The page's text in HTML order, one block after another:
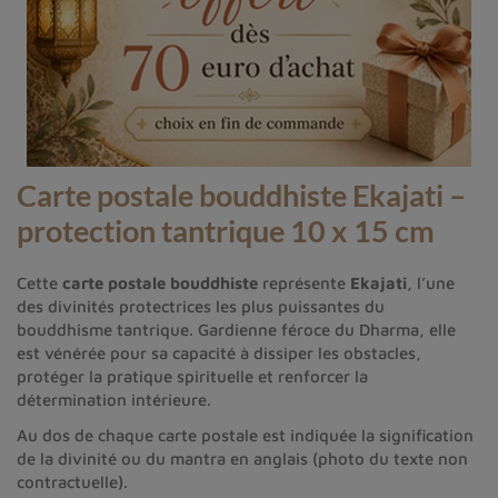
Carte postale bouddhiste Ekajati –
protection tantrique 10 x 15 cm
Cette carte postale bouddhiste représente Ekajati , l’une
des divinités protectrices les plus puissantes du
bouddhisme tantrique. Gardienne féroce du Dharma, elle
est vénérée pour sa capacité à dissiper les obstacles,
protéger la pratique spirituelle et renforcer la
détermination intérieure.
Au dos de chaque carte postale est indiquée la signification
de la divinité ou du mantra en anglais (photo du texte non
contractuelle).